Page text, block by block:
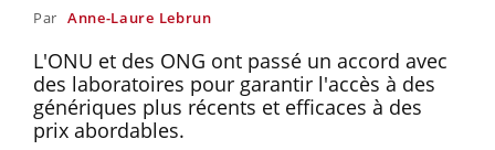
Par Anne-Laure Lebrun
L'ONU et des ONG ont passé un accord avec
des laboratoires pour garantir l'accès à des
génériques plus récents et efficaces à des
prix abordables.